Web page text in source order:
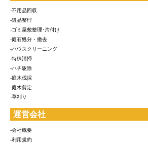
-不用品回収
-遺品整理
-ゴミ屋敷整理･片付け
-庭石処分・撤去
-ハウスクリーニング
-特殊清掃
-ハチ駆除
-庭木伐採
-庭木剪定
-草刈り
運営会社
-会社概要
-利用規約